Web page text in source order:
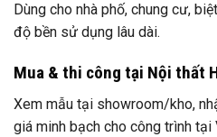
Dùng cho nhà phố, chung cư,
độ bền sử dụng lâu dài.
Mua & thi công tại Nội thất
Xem mẫu tại showroom/kho,
giá minh bạch cho công trình tại